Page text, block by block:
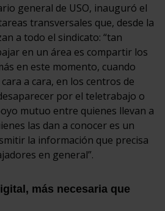
general de USO, inauguró el
transversales que, desde la
a todo el sindicato: “tan
en un área es compartir los
en este momento, cuando
a cara, en los centros de
por el teletrabajo o
mutuo entre quienes llevan a
las dan a conocer es un
la información que precisa
en general”.
más necesaria que